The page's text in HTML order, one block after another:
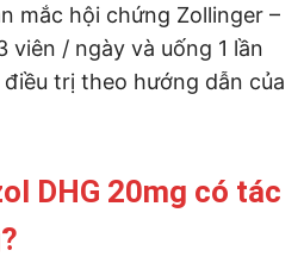
mắc hội chứng Zollinger –
viên / ngày và uống 1 lần
trị theo hướng dẫn của
DHG 20mg có tác